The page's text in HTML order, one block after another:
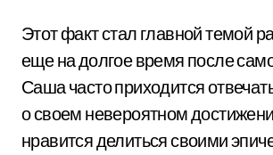
Этот факт стал главной темой
еще на долгое время после
Саша часто приходится
о своем невероятном
нравится делиться своими